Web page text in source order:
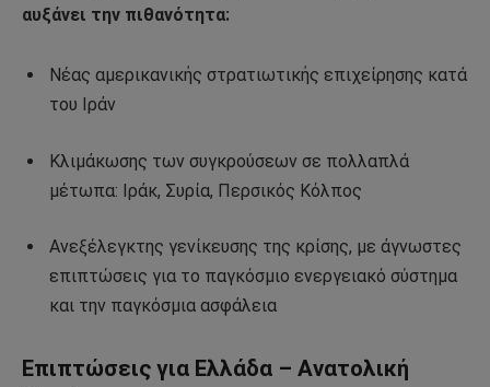
αυξάνει την πιθανότητα:
Νέας αμερικανικής στρατιωτικής επιχείρησης κατά
του Ιράν
Κλιμάκωσης των συγκρούσεων σε πολλαπλά
μέτωπα: Ιράκ, Συρία, Περσικός Κόλπος
Ανεξέλεγκτης γενίκευσης της κρίσης, με άγνωστες
επιπτώσεις για το παγκόσμιο ενεργειακό σύστημα
και την παγκόσμια ασφάλεια
Επιπτώσεις για Ελλάδα – Ανατολική